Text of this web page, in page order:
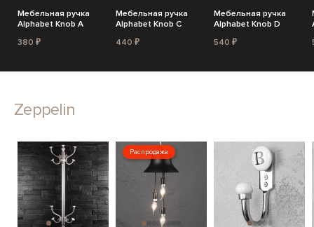
Мебельная ручка
Alphabet Knob A
380 ₽
Мебельная ручка
Alphabet Knob C
440 ₽
Мебельная ручка
Alphabet Knob D
540 ₽
Zeppelin
Распродажа